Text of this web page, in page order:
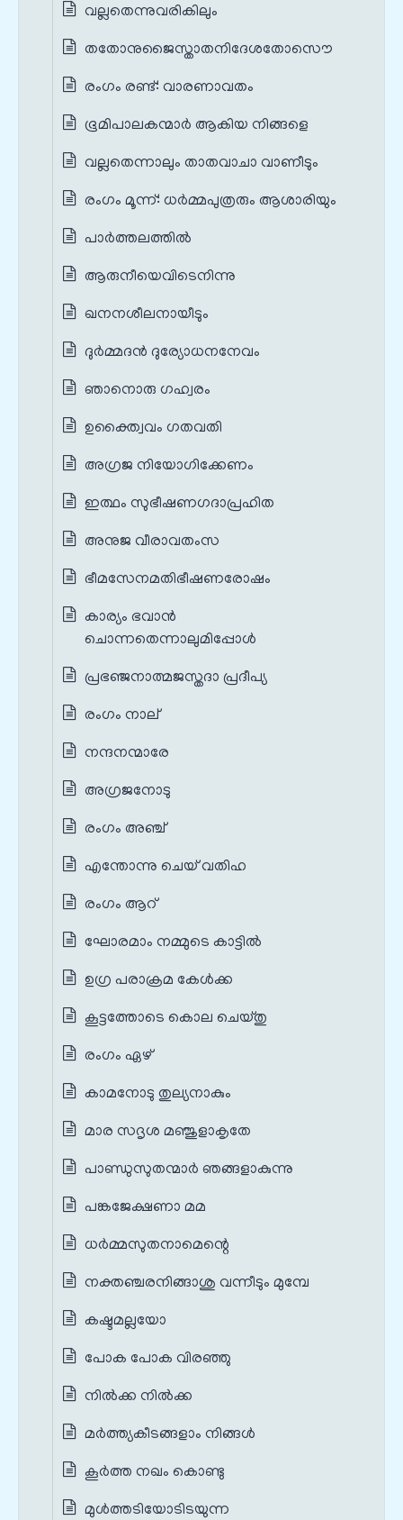
വല്ലതെന്നുവരികിലും
തതോനുജൈസ്താതനിദേശതോസൌ
രംഗം രണ്ട്: വാരണാവതം
ഭൂമിപാലകന്മാര്‍ ആകിയ നിങ്ങളെ
വല്ലതെന്നാലും താതവാചാ വാണീടും
രംഗം മൂന്ന്: ധര്‍മ്മപുത്രരും ആശാരിയും
പാര്‍ത്തലത്തില്‍
ആരുനീയെവിടെനിന്നു
ഖനനശീലനായീടും
ദുര്‍മ്മദന്‍ ദുര്യോധനനേവം
ഞാനൊരു ഗഹ്വരം
ഉക്ത്വൈവം ഗതവതി
അഗ്രജ നിയോഗിക്കേണം
ഇത്ഥം സുഭീഷണഗദാപ്രഹിത
അനുജ വീരാവതംസ
ഭീമസേനമതിഭീഷണരോഷം
കാര്യം ഭവാന്‍
ചൊന്നതെന്നാലുമിപ്പോള്‍
പ്രഭഞ്ജനാത്മജസ്തദാ പ്രദീപ്യ
രംഗം നാല്‌
നന്ദനന്മാരേ
അഗ്രജനോടു
രംഗം അഞ്ച്
എന്തോന്നു ചെയ് വതിഹ
രംഗം ആറ്
ഘോരമാം നമ്മുടെ കാട്ടില്‍
ഉഗ്ര പരാക്രമ കേള്‍ക്ക
കൂട്ടത്തോടെ കൊല ചെയ്തു
രംഗം ഏഴ്
കാമനോടു തുല്യനാകും
മാര സദൃശ മഞ്ജുളാകൃതേ
പാണ്ഡുസുതന്മാര്‍ ഞങ്ങളാകുന്നു
പങ്കജേക്ഷണാ മമ
ധര്‍മ്മസുതനാമെന്റെ
നക്തഞ്ചരനിങ്ങാശു വന്നീടും മുമ്പേ
കഷ്ടമല്ലയോ
പോക പോക വിരഞ്ഞു
നില്‍ക്ക നില്‍ക്ക
മര്‍ത്ത്യകീടങ്ങളാം നിങ്ങള്‍
കൂര്‍ത്ത നഖം കൊണ്ടു
മുള്‍ത്തടിയോടിടയുന്ന